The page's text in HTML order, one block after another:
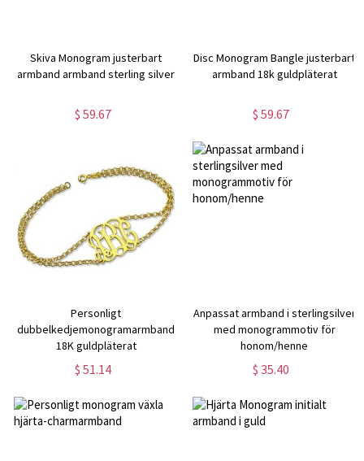
Skiva Monogram justerbart
armband armband sterling silver
$ 59.67
Disc Monogram Bangle justerbart
armband 18k guldpläterat
$ 59.67
Personligt
dubbelkedjemonogramarmband
18K guldpläterat
$ 51.14
Anpassat armband i sterlingsilver
med monogrammotiv för
honom/henne
$ 35.40